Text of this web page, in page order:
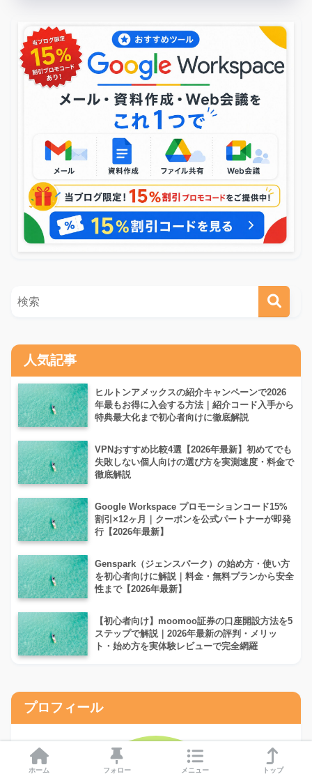
人気記事
ヒルトンアメックスの紹介キャンペーンで2026
年最もお得に入会する方法｜紹介コード入手から
特典最大化まで初心者向けに徹底解説
VPNおすすめ比較4選【2026年最新】初めてでも
失敗しない個人向けの選び方を実測速度・料金で
徹底解説
Google Workspace プロモーションコード15%
割引×12ヶ月｜クーポンを公式パートナーが即発
行【2026年最新】
Genspark（ジェンスパーク）の始め方・使い方
を初心者向けに解説｜料金・無料プランから安全
性まで【2026年最新】
【初心者向け】moomoo証券の口座開設方法を5
ステップで解説｜2026年最新の評判・メリッ
ト・始め方を実体験レビューで完全網羅
プロフィール
ホーム フォロー メニュー トップ